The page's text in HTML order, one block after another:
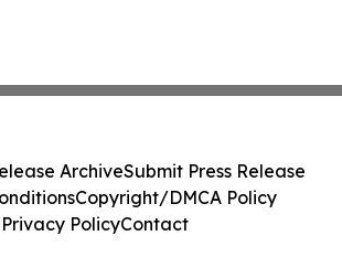
ArchiveSubmit Press Release
Copyright/DMCA Policy
Privacy PolicyContact